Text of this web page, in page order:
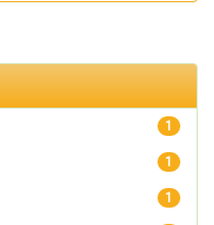
1
1
1